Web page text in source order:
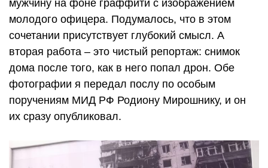
мужчину на фоне граффити с изображением
молодого офицера. Подумалось, что в этом
сочетании присутствует глубокий смысл. А
вторая работа – это чистый репортаж: снимок
дома после того, как в него попал дрон. Обе
фотографии я передал послу по особым
поручениям МИД РФ Родиону Мирошнику, и он
их сразу опубликовал.